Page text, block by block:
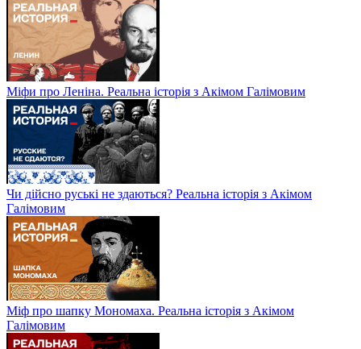
Міфи про Леніна. Реальна історія з Акімом Галімовим
Чи дійсно руські не здаються? Реальна історія з Акімом
Галімовим
Міф про шапку Мономаха. Реальна історія з Акімом
Галімовим